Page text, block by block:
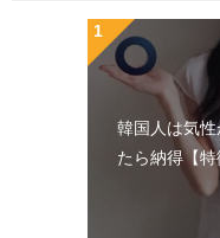
韓国人は気
たら納得【